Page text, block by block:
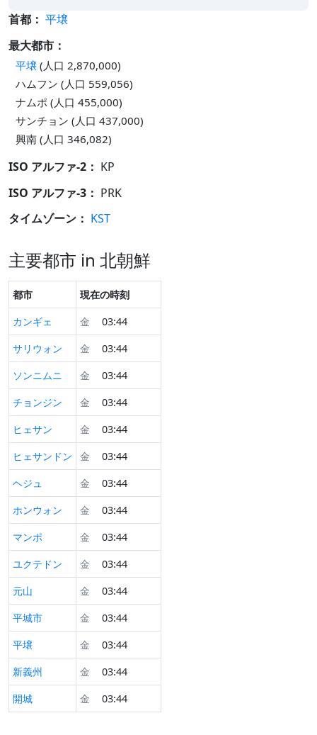
首都： 平壌
最大都市：
平壌 (人口 2,870,000)
ハムフン (人口 559,056)
ナムポ (人口 455,000)
サンチョン (人口 437,000)
興南 (人口 346,082)
ISO アルファ-2： KP
ISO アルファ-3： PRK
タイムゾーン： KST
主要都市 in 北朝鮮
都市
現在の時刻
カンギェ
金
03:44
サリウォン
金
03:44
ソンニムニ
金
03:44
チョンジン
金
03:44
ヒェサン
金
03:44
ヒェサンドン
金
03:44
ヘジュ
金
03:44
ホンウォン
金
03:44
マンポ
金
03:44
ユクテドン
金
03:44
元山
金
03:44
平城市
金
03:44
平壌
金
03:44
新義州
金
03:44
開城
金 03:44